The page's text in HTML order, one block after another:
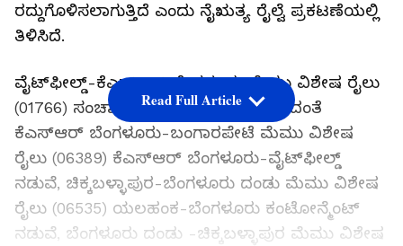
ರದ್ದುಗೊಳಿಸಲಾಗುತ್ತಿದೆ ಎಂದು ನೈಋತ್ಯ ರೈಲ್ವೆ ಪ್ರಕಟಣೆಯಲ್ಲಿ
ತಿಳಿಸಿದೆ.
ವೈಟ್‌ಫೀಲ್ಡ್-ಕೆಎಸ್‌ಆರ್ ಬೆಂಗಳೂರು ಮೆಮು ವಿಶೇಷ ರೈಲು
(01766) ಸಂಚಾರ ರದ್ದು ಮಾಡಲಾಗಿದೆ, ಉಳಿದಂತೆ
ಕೆಎಸ್‌ಆರ್‌ ಬೆಂಗಳೂರು-ಬಂಗಾರಪೇಟೆ ಮೆಮು ವಿಶೇಷ
ರೈಲು (06389) ಕೆಎಸ್‌ಆರ್‌ ಬೆಂಗಳೂರು-ವೈಟ್‌ಫೀಲ್ಡ್
ನಡುವೆ, ಚಿಕ್ಕಬಳ್ಳಾಪುರ-ಬೆಂಗಳೂರು ದಂಡು ಮೆಮು ವಿಶೇಷ
ರೈಲು (06535) ಯಲಹಂಕ-ಬೆಂಗಳೂರು ಕಂಟೋನ್ಮೆಂಟ್
ನಡುವೆ, ಬೆಂಗಳೂರು ದಂಡು -ಚಿಕ್ಕಬಳ್ಳಾಪುರ ಮೆಮು ವಿಶೇಷ
Read Full Article